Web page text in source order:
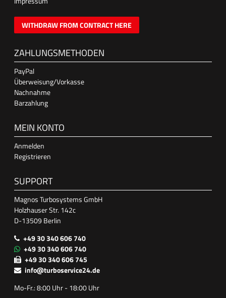
WITHDRAW FROM CONTRACT HERE
ZAHLUNGSMETHODEN
PayPal
Überweisung/Vorkasse
Nachnahme
Barzahlung
MEIN KONTO
Anmelden
Registrieren
SUPPORT
Magnos Turbosystems GmbH
Holzhauser Str. 142c
D-13509 Berlin
+49 30 340 606 740
+49 30 340 606 740
+49 30 340 606 745
info@turboservice24.de
Mo-Fr.: 8:00 Uhr - 18:00 Uhr